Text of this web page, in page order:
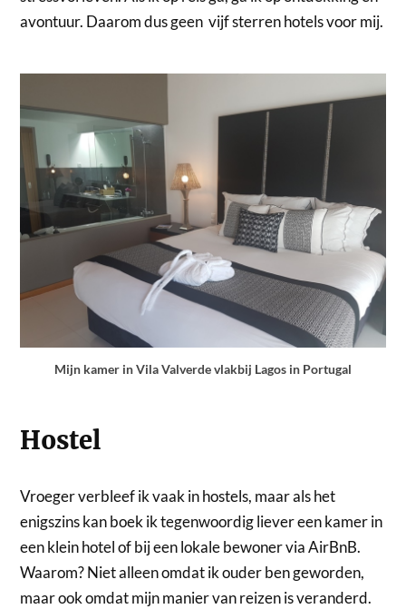
avontuur. Daarom dus geen vijf sterren hotels voor mij.
Mijn kamer in Vila Valverde vlakbij Lagos in Portugal
Hostel
Vroeger verbleef ik vaak in hostels, maar als het
enigszins kan boek ik tegenwoordig liever een kamer in
een klein hotel of bij een lokale bewoner via AirBnB.
Waarom? Niet alleen omdat ik ouder ben geworden,
maar ook omdat mijn manier van reizen is veranderd.